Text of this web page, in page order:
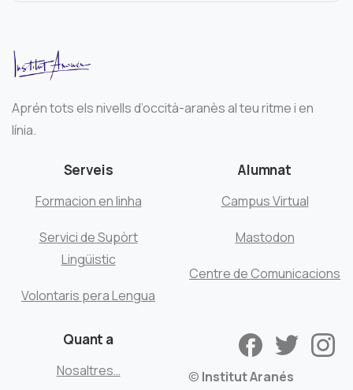
Aprén tots els nivells d’occità-aranès al teu ritme i en
línia.
Serveis
Formacion en linha
Servici de Supòrt
Lingüistic
Volontaris pera Lengua
Alumnat
Campus Virtual
Mastodon
Centre de Comunicacions
Quant a
Nosaltres… © Institut Aranés